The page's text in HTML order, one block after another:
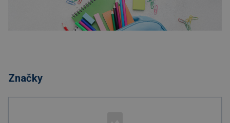
Značky